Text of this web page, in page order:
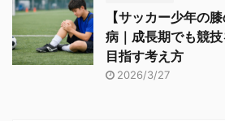
【サッカー少年の
病｜成長期でも競
目指す考え方
2026/3/27